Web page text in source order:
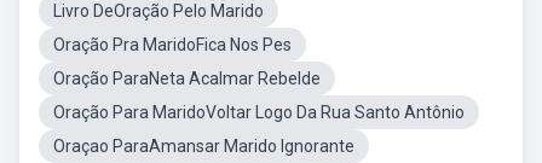
Livro DeOração Pelo Marido
Oração Pra MaridoFica Nos Pes
Oração ParaNeta Acalmar Rebelde
Oração Para MaridoVoltar Logo Da Rua Santo Antônio
Oraçao ParaAmansar Marido Ignorante